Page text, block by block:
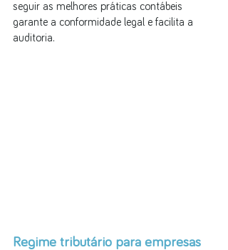
seguir as melhores práticas contábeis
garante a conformidade legal e facilita a
auditoria.
Regime tributário para empresas